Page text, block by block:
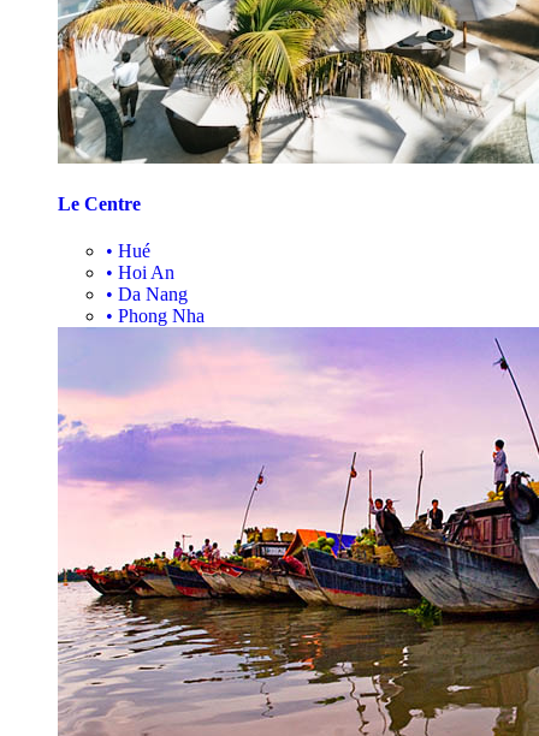
Le Centre
• Hué
• Hoi An
• Da Nang
• Phong Nha